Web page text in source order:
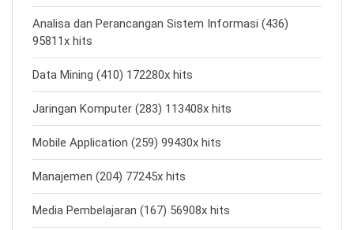
Analisa dan Perancangan Sistem Informasi (436)
95811x hits
Data Mining (410) 172280x hits
Jaringan Komputer (283) 113408x hits
Mobile Application (259) 99430x hits
Manajemen (204) 77245x hits
Media Pembelajaran (167) 56908x hits